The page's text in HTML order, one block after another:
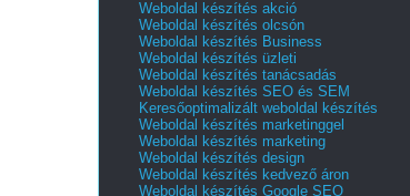
Weboldal készítés akció
Weboldal készítés olcsón
Weboldal készítés Business
Weboldal készítés üzleti
Weboldal készítés tanácsadás
Weboldal készítés SEO és SEM
Keresőoptimalizált weboldal készítés
Weboldal készítés marketinggel
Weboldal készítés marketing
Weboldal készítés design
Weboldal készítés kedvező áron
Weboldal készítés Google SEO